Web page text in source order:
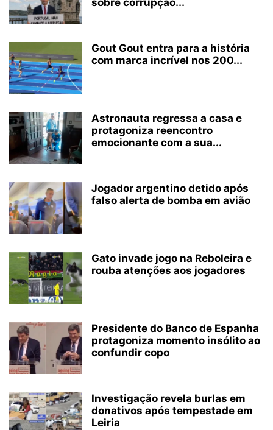
sobre corrupção...
Gout Gout entra para a história
com marca incrível nos 200...
Astronauta regressa a casa e
protagoniza reencontro
emocionante com a sua...
Jogador argentino detido após
falso alerta de bomba em avião
Gato invade jogo na Reboleira e
rouba atenções aos jogadores
Presidente do Banco de Espanha
protagoniza momento insólito ao
confundir copo
Investigação revela burlas em
donativos após tempestade em
Leiria